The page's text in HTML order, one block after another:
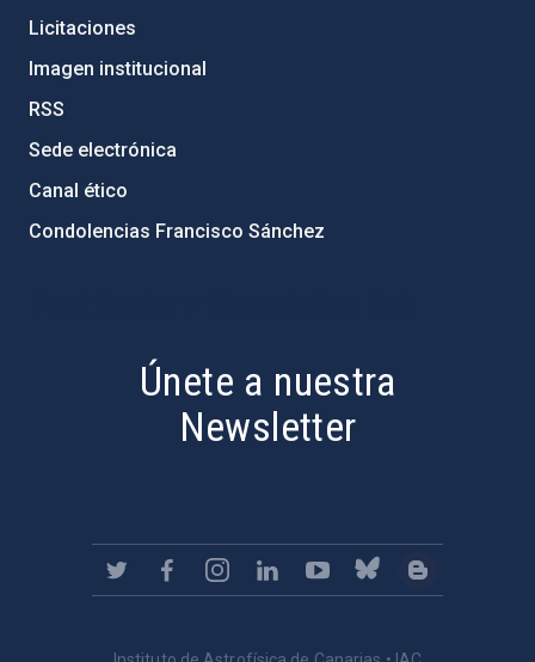
Licitaciones
Imagen institucional
RSS
Sede electrónica
Canal ético
Condolencias Francisco Sánchez
Únete a nuestra
Newsletter